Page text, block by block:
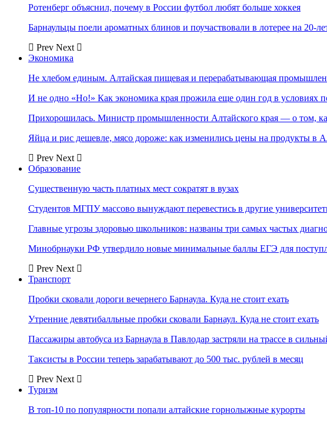
Ротенберг объяснил, почему в России футбол любят больше хоккея
Барнаульцы поели ароматных блинов и поучаствовали в лотерее на 20-
Prev Next
Экономика
Не хлебом единым. Алтайская пищевая и перерабатывающая
И не одно «Но!» Как экономика края прожила еще один год в условиях
Прихорошилась. Министр промышленности Алтайского края — о том,
Яйца и рис дешевле, мясо дороже: как изменились цены на продукты в
Prev Next
Образование
Существенную часть платных мест сократят в вузах
Студентов МГПУ массово вынуждают перевестись в другие
Главные угрозы здоровью школьников: названы три самых частых
Минобрнауки РФ утвердило новые минимальные баллы ЕГЭ для
Prev Next
Транспорт
Пробки сковали дороги вечернего Барнаула. Куда не стоит ехать
Утренние девятибалльные пробки сковали Барнаул. Куда не стоит ехать
Пассажиры автобуса из Барнаула в Павлодар застряли на трассе в
Таксисты в России теперь зарабатывают до 500 тыс. рублей в месяц
Prev Next
Туризм
В топ-10 по популярности попали алтайские горнолыжные курорты